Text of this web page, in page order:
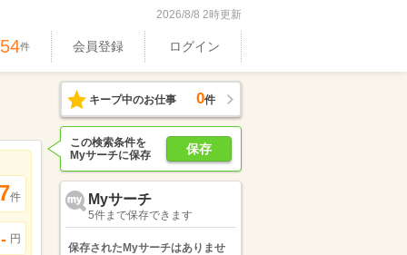
2026/8/8 2時更新
件 会員登録 ログイン
7件
- 円
キープ中のお仕事 0件
保存
この検索条件を
Myサーチに保存
Myサーチ
5件まで保存できます
保存されたMyサーチはありませ